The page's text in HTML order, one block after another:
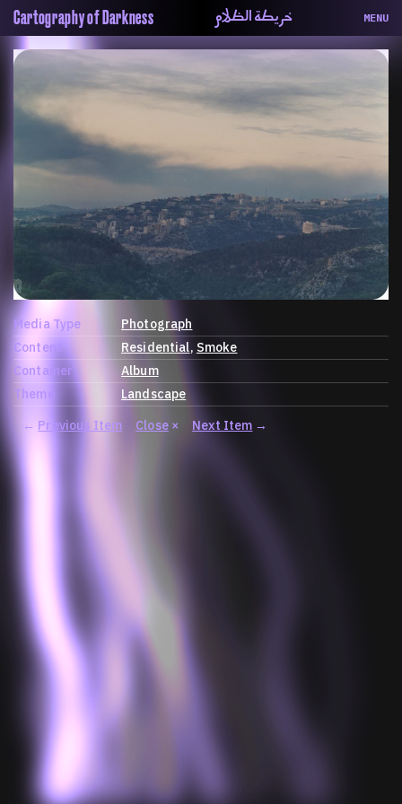
Cartography of Darkness خريطة الظلام MENU
About
ماهيتنا
Periodical
Repository
Contributors
المساهمين
Colophon
Media Type
Photograph
Content
Residential Smoke
Container
Album
Theme
Landscape
← Previous Item Close× Next Item →